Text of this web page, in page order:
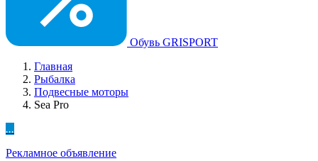
Обувь GRISPORT
Главная
Рыбалка
Подвесные моторы
Sea Pro
...
Рекламное объявление